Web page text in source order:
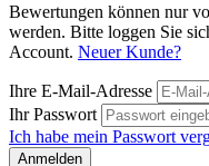
Bewertungen können nur
werden. Bitte loggen Sie
Account. Neuer Kunde?
Ihre E-Mail-Adresse
Ihr Passwort
Ich habe mein Passwort
Anmelden